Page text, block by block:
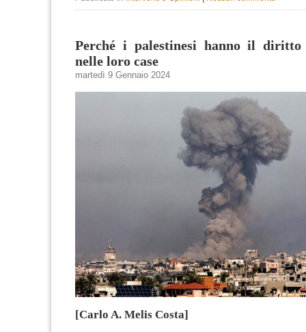
Perché i palestinesi hanno il
nelle loro case
martedì 9 Gennaio 2024
[Carlo A. Melis Costa]